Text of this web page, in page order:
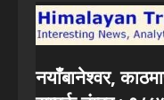
नयाँबानेश्वर,